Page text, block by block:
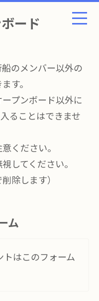
ード
のメンバー以外の
す。
プンボード以外に
ることはできませ
ください。
してください。
除します）
ム
トはこのフォーム